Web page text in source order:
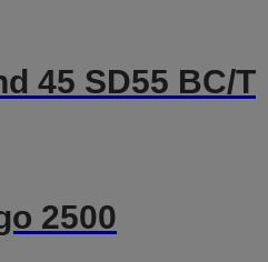
45 SD55 BC/T
2500